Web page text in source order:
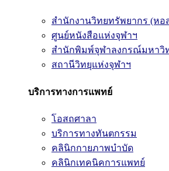
สำนักงานวิทยทรัพยากร (หอ
ศูนย์หนังสือแห่งจุฬาฯ
สำนักพิมพ์จุฬาลงกรณ์มหาวิ
สถานีวิทยุแห่งจุฬาฯ
บริการทางการแพทย์
โอสถศาลา
บริการทางทันตกรรม
คลินิกกายภาพบำบัด
คลินิกเทคนิคการแพทย์